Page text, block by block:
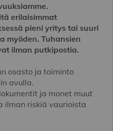
erilaisimmat
pieni yritys tai suuri
myöden. Tuhansien
ilman putkipostia.
osasto ja toiminto
avulla.
ja monet muut
ilman riskiä vaurioista